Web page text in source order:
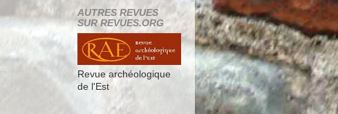
AUTRES REVUES
SUR REVUES.ORG
Revue archéologique
de l'Est